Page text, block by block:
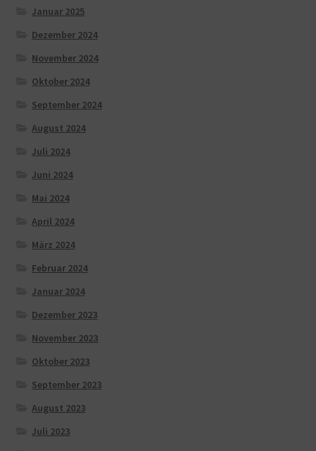
Januar 2025
Dezember 2024
November 2024
Oktober 2024
September 2024
August 2024
Juli 2024
Juni 2024
Mai 2024
April 2024
März 2024
Februar 2024
Januar 2024
Dezember 2023
November 2023
Oktober 2023
September 2023
August 2023
Juli 2023